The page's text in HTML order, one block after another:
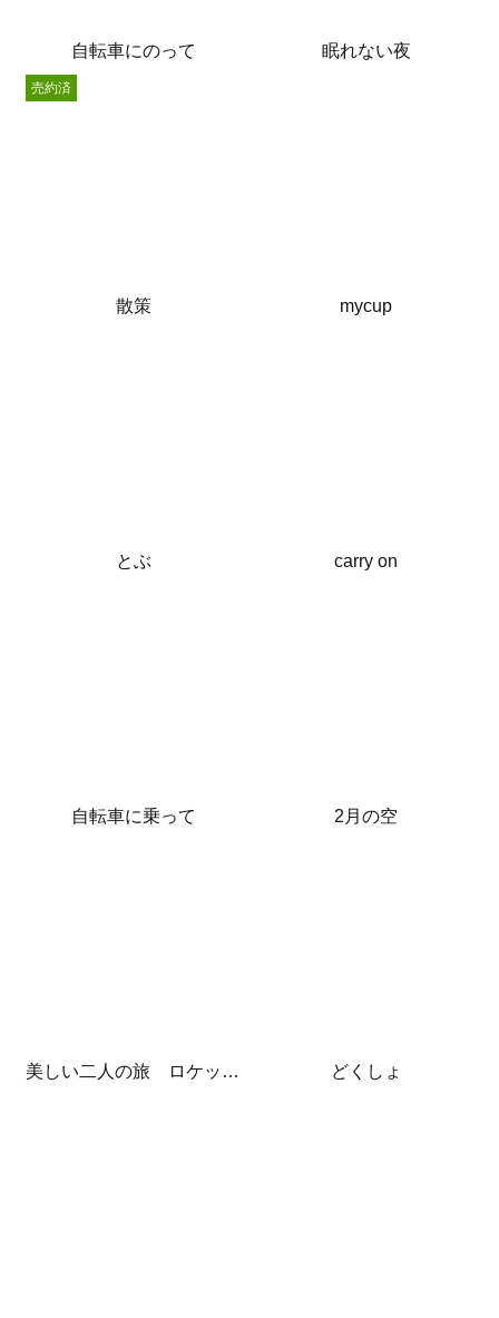
自転車にのって 眠れない夜
散策
売約済
mycup
とぶ carry on
自転車に乗って 2月の空
美しい二人の旅 ロケット発射 どくしょ